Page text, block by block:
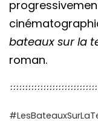
bateaux sur la
roman.